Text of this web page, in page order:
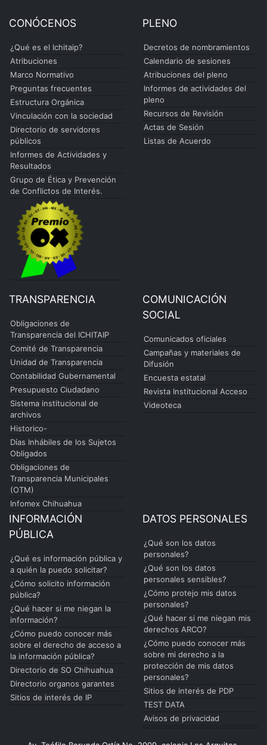
CONÓCENOS
¿Qué es el Ichitaip?
Atribuciones
Marco Normativo
Preguntas frecuentes
Estructura Orgánica
Vinculación con la sociedad
Directorio de servidores
públicos
Informes de Actividades y
Resultados
Grupo de Ética y Prevención
de Conflictos de Interés.
PLENO
Decretos de nombramientos
Calendario de sesiones
Atribuciones del pleno
Informes de actividades del
pleno
Recursos de Revisión
Actas de Sesión
Listas de Acuerdo
TRANSPARENCIA
Obligaciones de
Transparencia del ICHITAIP
Comité de Transparencia
Unidad de Transparencia
Contabilidad Gubernamental
Presupuesto Ciudadano
Sistema institucional de
archivos
Historico-
Días Inhábiles de los Sujetos
Obligados
Obligaciones de
Transparencia Municipales
(OTM)
Infomex Chihuahua
COMUNICACIÓN
SOCIAL
Comunicados oficiales
Campañas y materiales de
Difusión
Encuesta estatal
Revista Institucional Acceso
Videoteca
INFORMACIÓN
PÚBLICA
¿Qué es información pública y
a quién la puedo solicitar?
¿Cómo solicito información
pública?
¿Qué hacer si me niegan la
información?
¿Cómo puedo conocer más
sobre el derecho de acceso a
la información pública?
Directorio de SO Chihuahua
Directorio organos garantes
Sitios de interés de IP
DATOS PERSONALES
¿Qué son los datos
personales?
¿Qué son los datos
personales sensibles?
¿Cómo protejo mis datos
personales?
¿Qué hacer si me niegan mis
derechos ARCO?
¿Cómo puedo conocer más
sobre mi derecho a la
protección de mis datos
personales?
Sitios de interés de PDP
TEST DATA
Avisos de privacidad